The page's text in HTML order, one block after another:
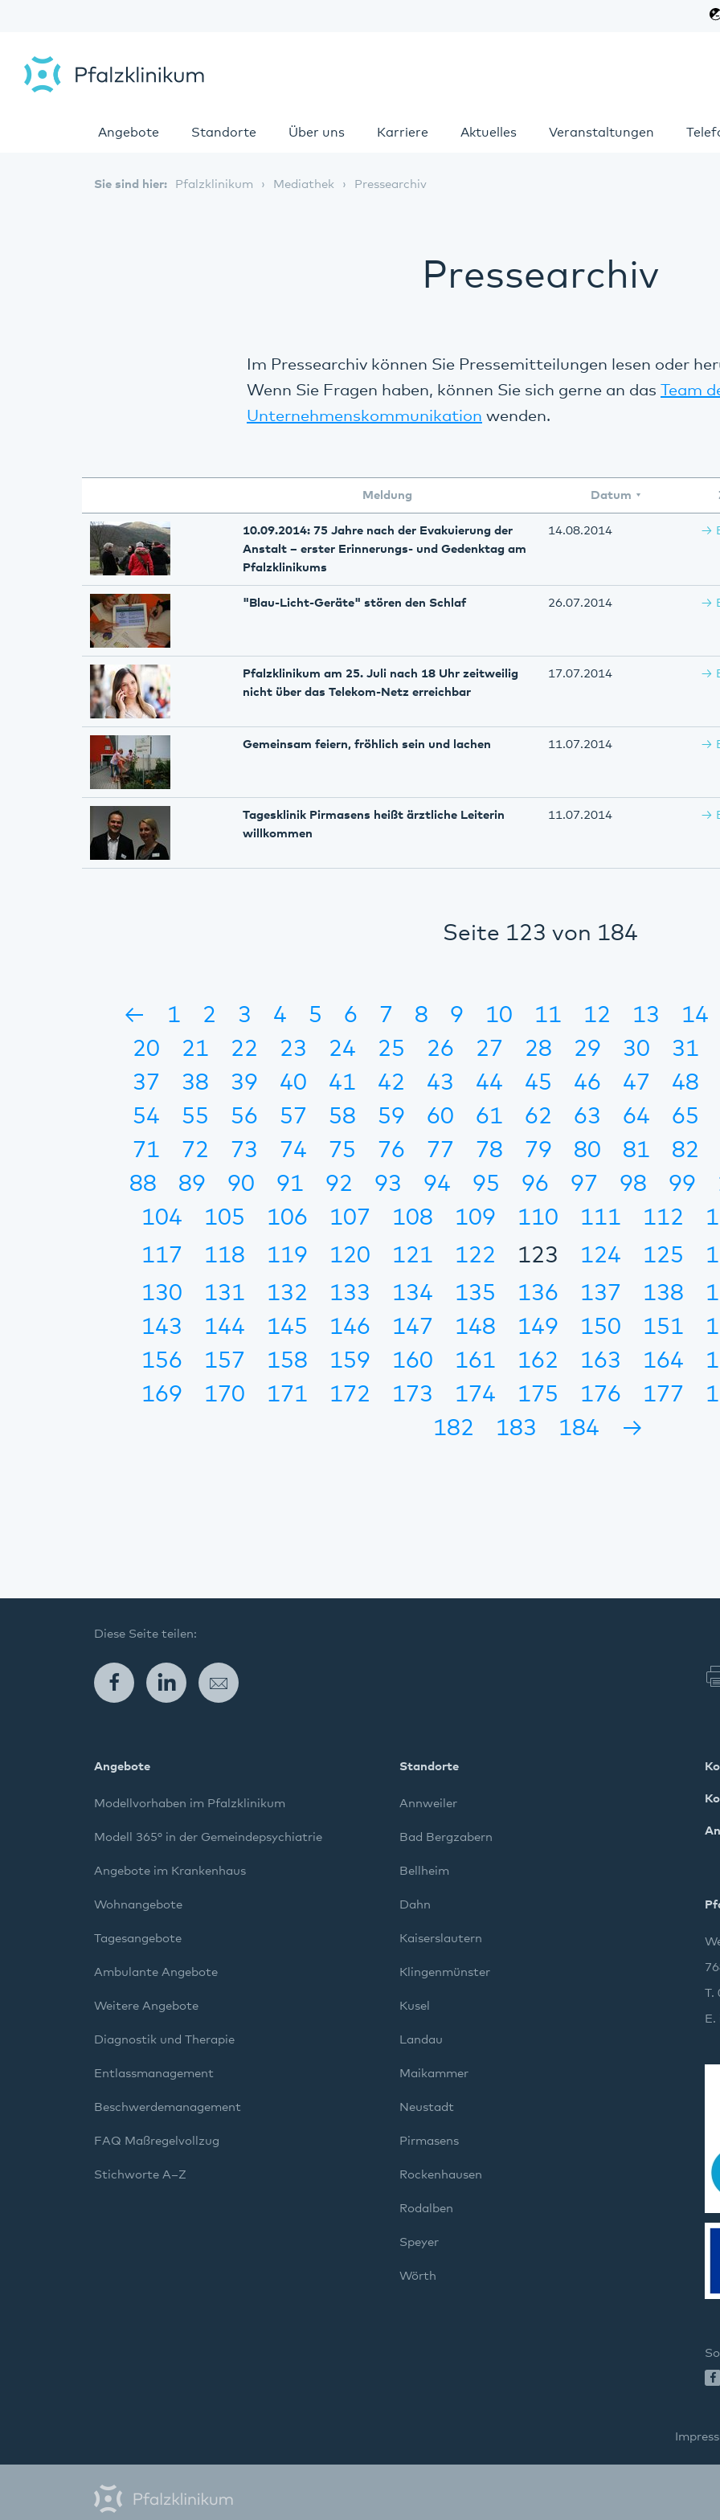
Angebote Standorte Über uns Karriere Aktuelles Veranstaltungen
Sie sind hier: Pfalzklinikum Mediathek Pressearchiv
Pressearchiv
Im Pressearchiv können Sie Pressemitteilungen lesen oder
Wenn Sie Fragen haben, können Sie sich gerne an das
Team
Unternehmenskommunikation wenden.
Meldung Datum
10.09.2014: 75 Jahre nach der Evakuierung der
Anstalt – erster Erinnerungs- und Gedenktag am
Pfalzklinikums
14.08.2014
"Blau-Licht-Geräte" stören den Schlaf 26.07.2014
Pfalzklinikum am 25. Juli nach 18 Uhr zeitweilig
nicht über das Telekom-Netz erreichbar
17.07.2014
Gemeinsam feiern, fröhlich sein und lachen 11.07.2014
Tagesklinik Pirmasens heißt ärztliche Leiterin
willkommen
11.07.2014
Seite 123 von 184
← 1 2 3 4 5 6 7 8 9 10 11 12 13 14
20
21 22 23 24 25 26 27 28 29 30 31
37
38 39 40 41 42 43 44 45 46 47 48
54
55 56 57 58 59 60 61 62 63 64 65
71
72 73 74 75 76 77 78 79 80 81 82
88
89 90 91 92 93 94 95 96 97 98 99
104
105 106 107 108 109 110 111 112
117
118 119 120 121 122 123 124 125
130
131 132 133 134 135 136 137 138
143
144 145 146 147 148 149 150 151
156
157 158 159 160 161 162 163 164
169
170 171 172 173 174 175 176 177
182
183 184 →
Diese Seite teilen:
FacebookLinkedIn
Angebote
Modellvorhaben im Pfalzklinikum
Modell 365° in der Gemeindepsychiatrie
Angebote im Krankenhaus
Wohnangebote
Tagesangebote
Ambulante Angebote
Weitere Angebote
Diagnostik und Therapie
Entlassmanagement
Beschwerdemanagement
FAQ Maßregelvollzug
Stichworte A–Z
Standorte
Annweiler
Bad Bergzabern
Bellheim
Dahn
Kaiserslautern
Klingenmünster
Kusel
Landau
Maikammer
Neustadt
Pirmasens
Rockenhausen
Rodalben
Speyer
Wörth
T.
E.